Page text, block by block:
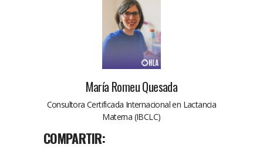
María Romeu Quesada
Consultora Certificada Internacional en Lactancia
Materna (IBCLC)
COMPARTIR: